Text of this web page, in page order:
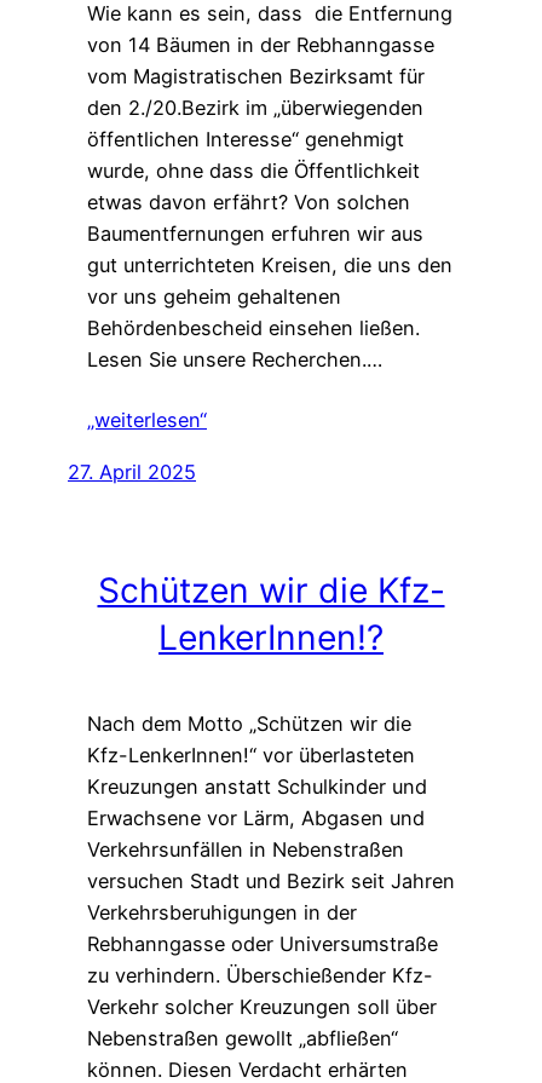
Wie kann es sein, dass die Entfernung
von 14 Bäumen in der Rebhanngasse
vom Magistratischen Bezirksamt für
den 2./20.Bezirk im „überwiegenden
öffentlichen Interesse“ genehmigt
wurde, ohne dass die Öffentlichkeit
etwas davon erfährt? Von solchen
Baumentfernungen erfuhren wir aus
gut unterrichteten Kreisen, die uns den
vor uns geheim gehaltenen
Behördenbescheid einsehen ließen.
Lesen Sie unsere Recherchen.…
„weiterlesen“
27. April 2025
Schützen wir die Kfz-
LenkerInnen!?
Nach dem Motto „Schützen wir die
Kfz-LenkerInnen!“ vor überlasteten
Kreuzungen anstatt Schulkinder und
Erwachsene vor Lärm, Abgasen und
Verkehrsunfällen in Nebenstraßen
versuchen Stadt und Bezirk seit Jahren
Verkehrsberuhigungen in der
Rebhanngasse oder Universumstraße
zu verhindern. Überschießender Kfz-
Verkehr solcher Kreuzungen soll über
Nebenstraßen gewollt „abfließen“
können. Diesen Verdacht erhärten